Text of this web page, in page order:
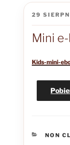
29
Mini
Kids-mini-
NON